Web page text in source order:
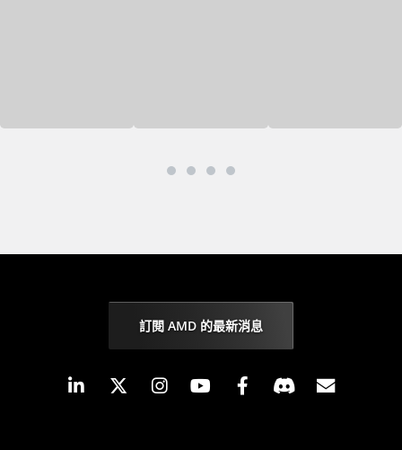
訂閱 AMD 的最新消息
Linkedin Instagram Facebook